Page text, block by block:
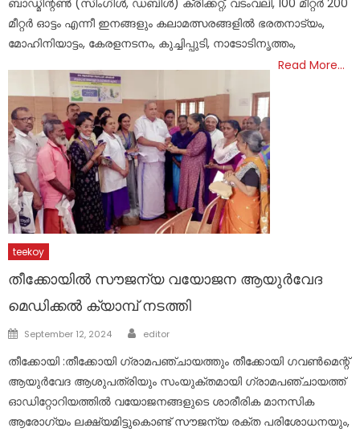
മീറ്റർ ഓട്ടം എന്നീ ഇനങ്ങളും കലാമത്സരങ്ങളിൽ ഭരതനാട്യം,
മോഹിനിയാട്ടം, കേരളനടനം, കുച്ചിപ്പുടി, നാടോടിനൃത്തം,
Read More…
teekoy
തീക്കോയിൽ സൗജന്യ വയോജന ആയുർവേദ
മെഡിക്കൽ ക്യാമ്പ് നടത്തി
Posted
September 12, 2024 Author
editor
തീക്കോയി :തീക്കോയി ഗ്രാമപഞ്ചായത്തും തീക്കോയി ഗവൺമെന്റ്
ആയുർവേദ ആശുപത്രിയും സംയുക്തമായി ഗ്രാമപഞ്ചായത്ത്
ഓഡിറ്റോറിയത്തിൽ വയോജനങ്ങളുടെ ശാരീരിക മാനസിക
ആരോഗ്യം ലക്ഷ്യമിട്ടുകൊണ്ട് സൗജന്യ രക്ത പരിശോധനയും,